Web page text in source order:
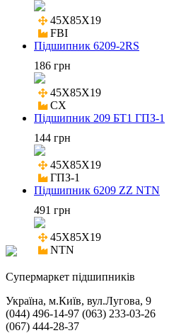
45X85X19
FBI
Підшипник 6209-2RS
186 грн
45X85X19
CX
Підшипник 209 БТ1 ГПЗ-1
144 грн
45X85X19
ГПЗ-1
Підшипник 6209 ZZ NTN
491 грн
45X85X19
NTN
Cупермаркет підшипників
Україна, м.Київ, вул.Лугова, 9
(044) 496-14-97 (063) 233-03-26
(067) 444-28-37